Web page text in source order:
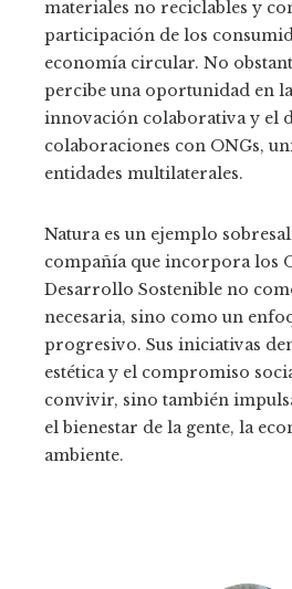
materiales no reciclables y
participación de los
economía circular. No
percibe una oportunidad en
innovación colaborativa y el
colaboraciones con ONGs,
entidades multilaterales.
Natura es un ejemplo
compañía que incorpora los
Desarrollo Sostenible no
necesaria, sino como un
progresivo. Sus iniciativas
estética y el compromiso
convivir, sino también
el bienestar de la gente, la
ambiente.